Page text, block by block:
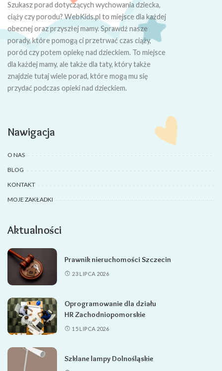
Szukasz porad dotyczących wychowania dziecka,
ciąży czy porodu? WebKids.pl to miejsce dla każdej
obecnej oraz przyszłej mamy. Sprawdź nasze
porady, które pomogą ci przetrwać czas ciąży,
poród czy potem opiekę nad dzieckiem. To miejsce
dla każdej mamy, ale także dla taty, który także
znajdzie tutaj wiele porad, które mogą mu się
przydać podczas opieki nad dzieckiem.
Nawigacja
O NAS
BLOG
KONTAKT
MOJE ZAKŁADKI
Aktualności
Prawnik nieruchomości Szczecin
23 LIPCA 2026
Oprogramowanie dla działu
HR Zachodniopomorskie
15 LIPCA 2026
Szklane lampy Dolnośląskie